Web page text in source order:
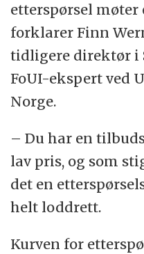
etterspørsel
forklarer Finn
tidligere direktør i
FoUI-ekspert ved
Norge.
– Du har en
lav pris, og som
det en
helt loddrett.
Kurven for